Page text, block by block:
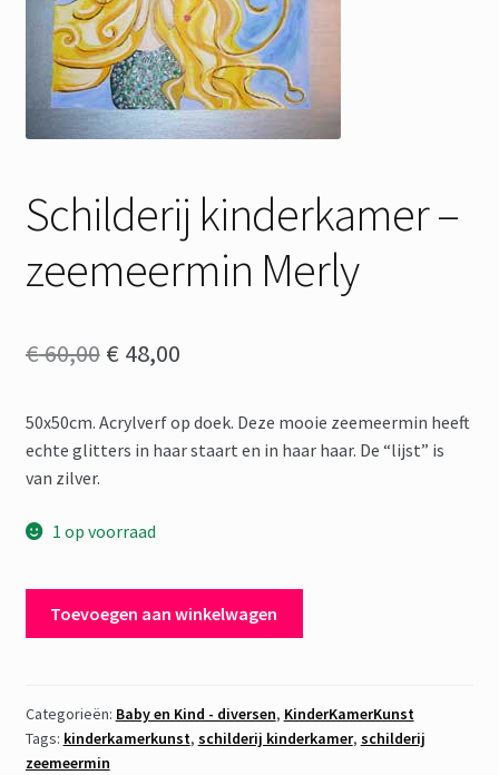
Schilderij kinderkamer –
zeemeermin Merly
€60,00 Oorspronkelijke
was:
€ 48,00Huidige
is:
50x50cm. Acrylverf op doek. Deze mooie zeemeermin heeft
echte glitters in haar staart en in haar haar. De “lijst” is
van zilver.
1 op voorraad
kinderkamer
Merly
aantal
Toevoegen aan winkelwagen
Categorieën: Baby en Kind - diversen, KinderKamerKunst
Tags: kinderkamerkunst, schilderij kinderkamer, schilderij
zeemeermin